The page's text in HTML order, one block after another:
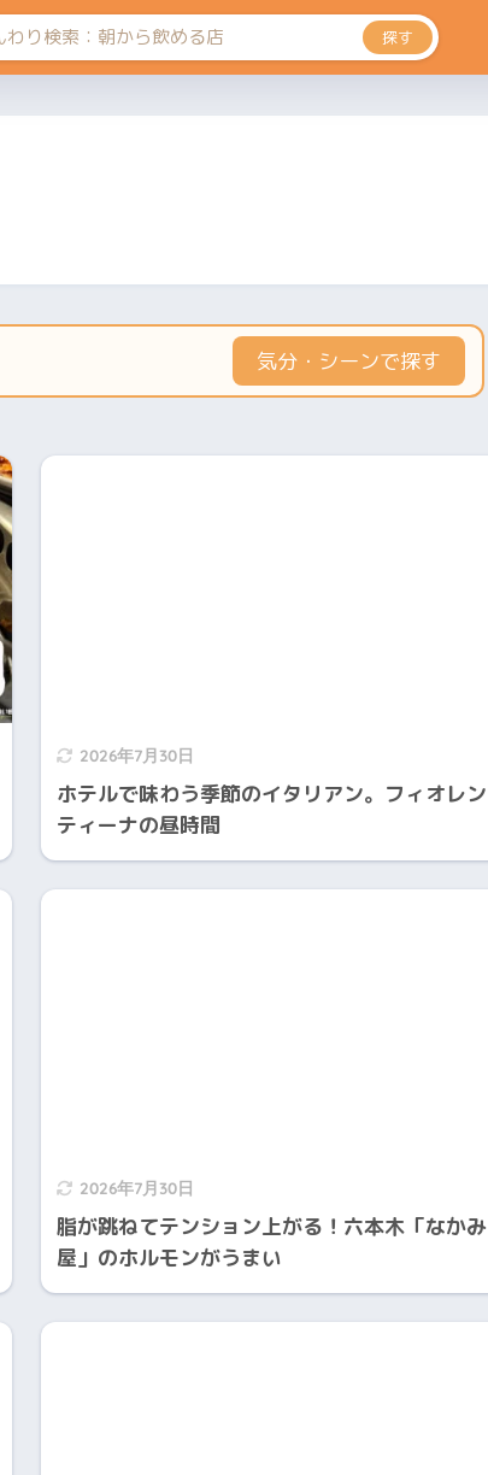
探す
気分・シーンで探す
2026年7月30日
ホテルで味わう季節のイタリアン。フィオレン
ティーナの昼時間
2026年7月30日
脂が跳ねてテンション上がる！六本木「なかみ
屋」のホルモンがうまい